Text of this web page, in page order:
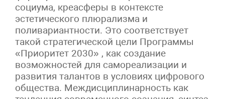
социума, креасферы в контексте
эстетического плюрализма и
поливариантности. Это соответствует
такой стратегической цели Программы
«Приоритет 2030» , как создание
возможностей для самореализации и
развития талантов в условиях цифрового
общества. Междисциплинарность как